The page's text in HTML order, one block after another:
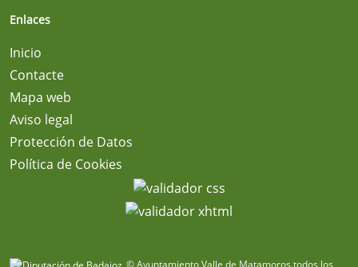
Enlaces
Inicio
Contacte
Mapa web
Aviso legal
Protección de Datos
Política de Cookies